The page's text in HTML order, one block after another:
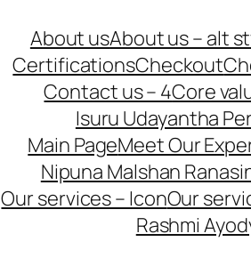
About usAbout us – alt
CertificationsCheckout
Contact us – 4Core
Isuru Udayantha
Main PageMeet Our
Nipuna Malshan
Our services – IconOur
Rashmi